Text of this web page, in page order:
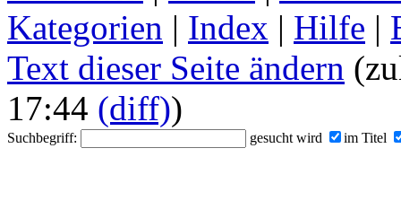
Kategorien | Index | Hilfe |
Text dieser Seite ändern
17:44 (diff))
Suchbegriff: gesucht wird im Titel